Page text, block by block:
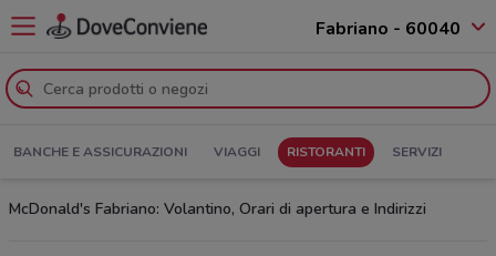
Fabriano - 60040
BANCHE E ASSICURAZIONI VIAGGI RISTORANTI SERVIZI
McDonald's Fabriano: Volantino, Orari di apertura e Indirizzi